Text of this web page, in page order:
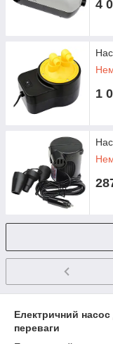
4
1
Електричний
переваги